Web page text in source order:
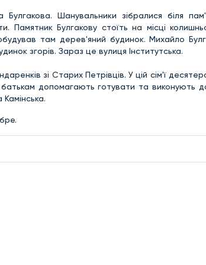
Шанувальники зібралися біля
Памятник Булгакову стоїть на місці
там дерев'яний будинок. Михайло
згорів. Зараз це вулиця Інститутська.
зі Старих Петрівців. У цій сім'ї
допомагають готувати та виконують